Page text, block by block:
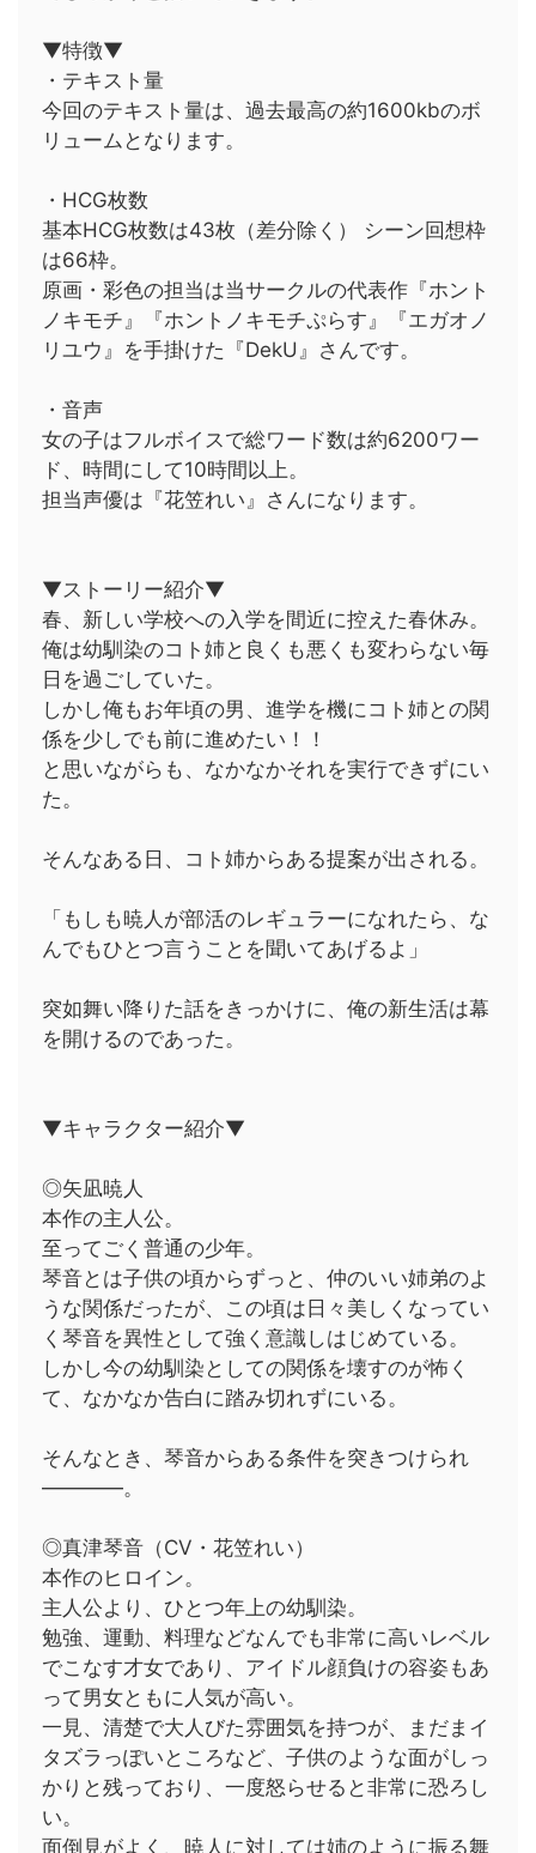
▼特徴▼
・テキスト量
今回のテキスト量は、過去最高の約1600kbのボ
リュームとなります。
・HCG枚数
基本HCG枚数は43枚（差分除く） シーン回想枠
は66枠。
原画・彩色の担当は当サークルの代表作『ホント
ノキモチ』『ホントノキモチぷらす』『エガオノ
リユウ』を手掛けた『DekU』さんです。
・音声
女の子はフルボイスで総ワード数は約6200ワー
ド、時間にして10時間以上。
担当声優は『花笠れい』さんになります。
▼ストーリー紹介▼
春、新しい学校への入学を間近に控えた春休み。
俺は幼馴染のコト姉と良くも悪くも変わらない毎
日を過ごしていた。
しかし俺もお年頃の男、進学を機にコト姉との関
係を少しでも前に進めたい！！
と思いながらも、なかなかそれを実行できずにい
た。
そんなある日、コト姉からある提案が出される。
「もしも暁人が部活のレギュラーになれたら、な
んでもひとつ言うことを聞いてあげるよ」
突如舞い降りた話をきっかけに、俺の新生活は幕
を開けるのであった。
▼キャラクター紹介▼
◎矢凪暁人
本作の主人公。
至ってごく普通の少年。
琴音とは子供の頃からずっと、仲のいい姉弟のよ
うな関係だったが、この頃は日々美しくなってい
く琴音を異性として強く意識しはじめている。
しかし今の幼馴染としての関係を壊すのが怖く
て、なかなか告白に踏み切れずにいる。
そんなとき、琴音からある条件を突きつけられ
――――。
◎真津琴音（CV・花笠れい）
本作のヒロイン。
主人公より、ひとつ年上の幼馴染。
勉強、運動、料理などなんでも非常に高いレベル
でこなす才女であり、アイドル顔負けの容姿もあ
って男女ともに人気が高い。
一見、清楚で大人びた雰囲気を持つが、まだまイ
タズラっぽいところなど、子供のような面がしっ
かりと残っており、一度怒らせると非常に恐ろし
い。
面倒見がよく、暁人に対しては姉のように振る舞